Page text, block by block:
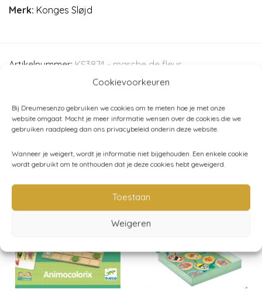
Cookievoorkeuren
Bij Dreumesenzo gebruiken we cookies om te meten hoe je met onze
website omgaat. Mocht je meer informatie wensen over de cookies die we
gebruiken raadpleeg dan ons privacybeleid onderin deze website.
Wanneer je weigert, wordt je informatie niet bijgehouden. Een enkele cookie
wordt gebruikt om te onthouden dat je deze cookies hebt geweigerd.
Toestaan
Weigeren
Merk: Konges Sløjd
Artikelnummer: KS3874 - marche de fleur
Konges Sløjd,Poppenspeelgoed
Gerelateerde producten